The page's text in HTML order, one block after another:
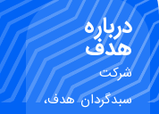
درباره
هدف
شرکت
سبدگردان هدف،